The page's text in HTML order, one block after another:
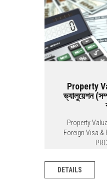
Property
ভ্যালুয়েশন
Property
Foreign Visa &
DETAILS